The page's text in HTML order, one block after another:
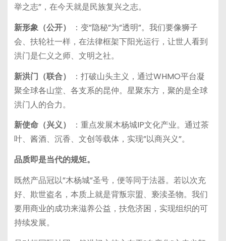
举之志”，在今天就是民族复兴之志。
新形象（公开）
：变”隐秘”为”透明”。我们要像狮子
会、扶轮社一样，在法律框架下阳光运行，让世人看到
洪门是仁义之师、文明之社。
新洪门（联合）
：打破山头主义，通过WHMO平台凝
聚全球各山堂、各支系的昆仲。星聚东方，聚的是全球
洪门人的合力。
新使命（兴义）
：重点发展木杨城IP文化产业。通过茶
叶、酱酒、沉香、文创等载体，实现”以商兴义”。
品质即是当代的规矩。
既然产品冠以”木杨城”圣号，便等同于法器。若以次充
好、欺世盗名，本质上就是背叛宗盟、亵渎圣物。我们
要用商业的成功来滋养公益，扶危济困，实现组织的可
持续发展。